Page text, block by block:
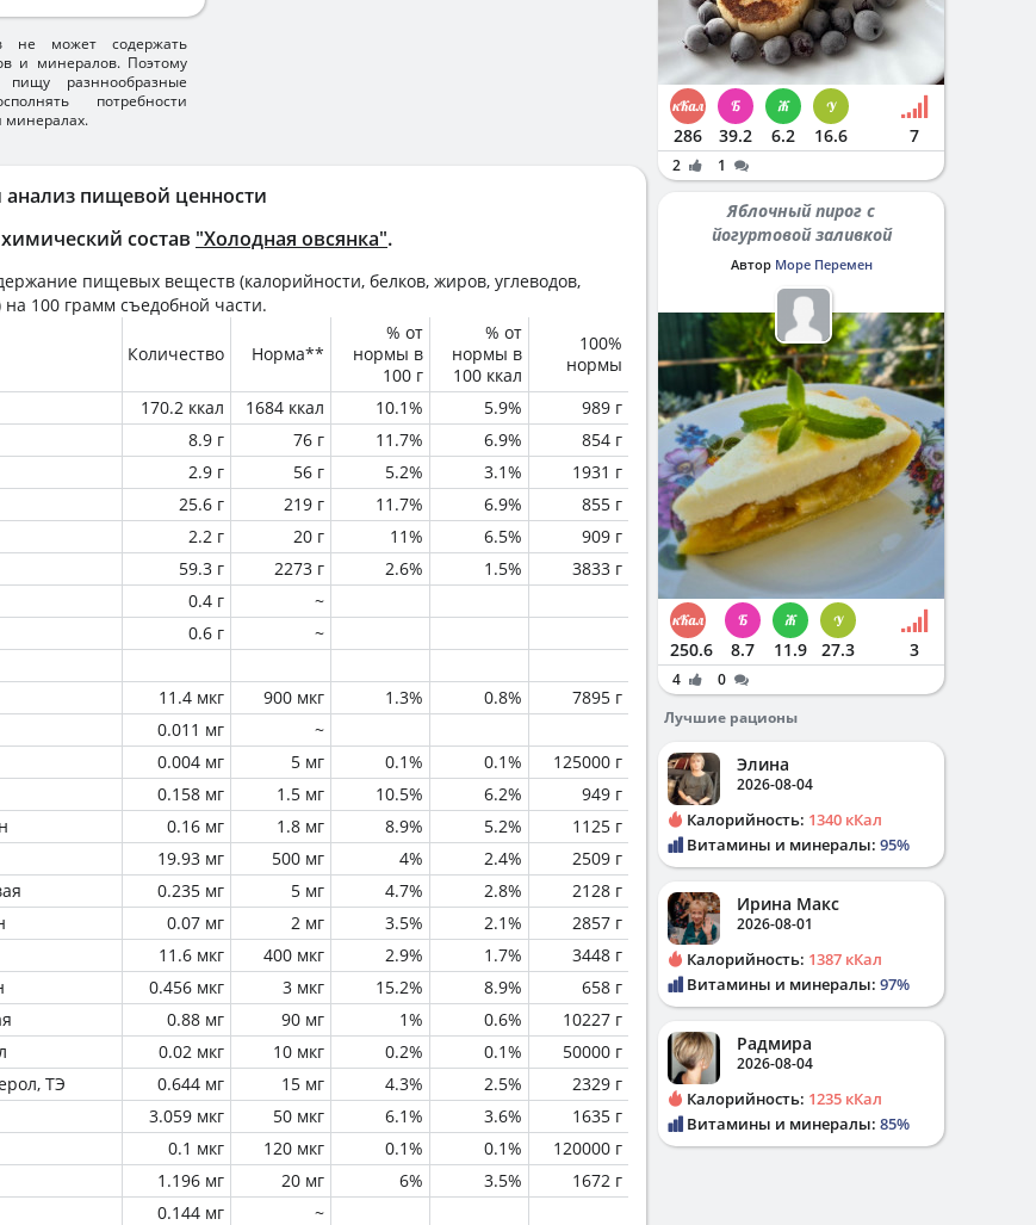
пищевой ценности
состав "Холодная овсянка".
пищевых веществ (калорийности, белков, жиров, углеводов,
на 100 грамм съедобной части.
Количество Норма**
% от
нормы в
100 г
% от
нормы в
100 ккал
100%
нормы
170.2 ккал 1684 ккал 10.1% 5.9%
989 г
8.9 г 76 г 11.7% 6.9%
854 г
2.9 г 56 г 5.2% 3.1%
1931 г
25.6 г 219 г 11.7% 6.9%
855 г
2.2 г 20 г 11% 6.5%
909 г
59.3 г 2273 г 2.6% 1.5%
3833 г
0.4 г
~
0.6 г ~
11.4 мкг 900 мкг 1.3% 0.8%
7895 г
0.011 мг
~
0.004 мг 5 мг 0.1% 0.1%
125000 г
0.158 мг 1.5 мг 10.5% 6.2%
949 г
0.16 мг 1.8 мг 8.9% 5.2%
1125 г
19.93 мг 500 мг 4% 2.4%
2509 г
0.235 мг 5 мг 4.7% 2.8%
2128 г
0.07 мг 2 мг 3.5% 2.1%
2857 г
11.6 мкг 400 мкг 2.9% 1.7%
3448 г
0.456 мкг 3 мкг 15.2% 8.9%
658 г
0.88 мг 90 мг 1% 0.6%
10227 г
0.02 мкг 10 мкг 0.2% 0.1%
50000 г
ТЭ
0.644 мг 15 мг 4.3% 2.5%
2329 г
3.059 мкг 50 мкг 6.1% 3.6%
1635 г
0.1 мкг 120 мкг 0.1% 0.1%
120000 г
1.196 мг 20 мг 6% 3.5%
1672 г
0.144 мг ~
не может содержать
и минералов. Поэтому
разннообразные
потребности
минералах.
286 39.2 6.2 16.6 7
2 1
Яблочный пирог с
йогуртовой заливкой
Автор Море Перемен
250.6 8.7 11.9 27.3 3
4
0
Лучшие рационы
Элина
2026-08-04
Калорийность: 1340 кКал
Витамины и минералы: 95%
Ирина Макс
2026-08-01
Калорийность: 1387 кКал
Витамины и минералы: 97%
Радмира
2026-08-04
Калорийность: 1235 кКал
Витамины и минералы: 85%